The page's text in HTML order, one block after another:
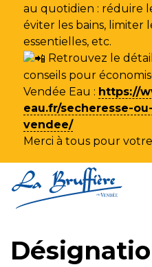
au quotidien : réduire
éviter les bains, limiter
essentielles, etc.
Retrouvez le
conseils pour
Vendée Eau : https://
eau.fr/secheresse-
vendee/
Merci à tous pour
au
contenu
au